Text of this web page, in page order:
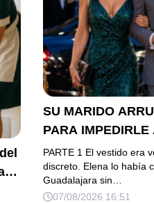
SU MARIDO
PARA
GALA… PERO
LIMUSINA COMO
DEL DUEÑO DE
PARTE 1 El vestido era
discreto. Elena lo había
Guadalajara sin…
07/08/2026 16:51